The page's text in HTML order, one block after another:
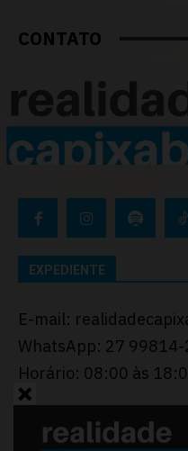
CONTATO
EXPEDIENTE
E-mail:
WhatsApp: 27
Horário: 08:00 às